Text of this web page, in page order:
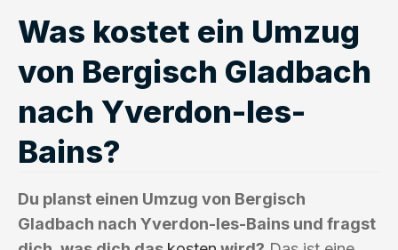
Was kostet ein Umzug
von Bergisch Gladbach
nach Yverdon-les-
Bains?
Du planst einen Umzug von Bergisch
Gladbach nach Yverdon-les-Bains und fragst